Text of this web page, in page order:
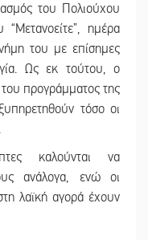
του Πολιούχου
ημέρα
του με επίσημες
Ως εκ τούτου, ο
προγράμματος της
τόσο οι
καλούνται να
ανάλογα, ενώ οι
λαϊκή αγορά έχουν